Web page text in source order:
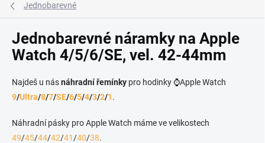
Jednobarevné
Jednobarevné náramky na Apple
Watch 4/5/6/SE, vel. 42-44mm
Najdeš u násnáhradní řemínky pro hodinky ⌚Apple Watch
9/Ultra/8/7/SE/6/5/4/3/2/1.
Náhradní pásky pro Apple Watch máme ve velikostech
49/45/44/42/41 /40/38.